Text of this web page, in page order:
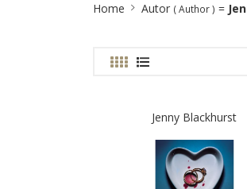
Home Autor ( Author ) =
Jenny Blackhurst